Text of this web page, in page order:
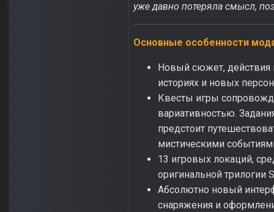
уже давно потеряла смысл,
Основные особенности
Новый сюжет, действия
историях и новых
Квесты игры
вариативностью.
предстоит
мистическими
13 игровых локаций,
оригинальной трилогии
Абсолютно новый
снаряжения и